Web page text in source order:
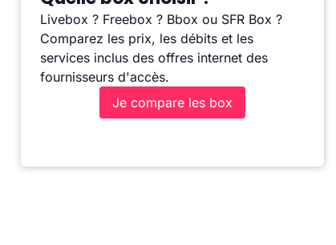
Livebox ? Freebox ? Bbox ou SFR Box ?
Comparez les prix, les débits et les
services inclus des offres internet des
fournisseurs d'accès.
Je compare les box